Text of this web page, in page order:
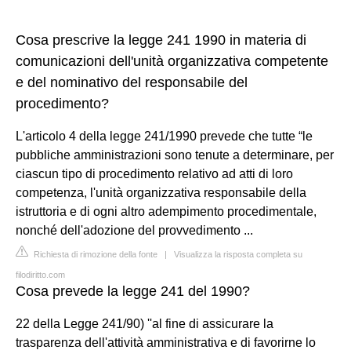
Cosa prescrive la legge 241 1990 in materia di
comunicazioni dell'unità organizzativa competente
e del nominativo del responsabile del
procedimento?
L'articolo 4 della legge 241/1990 prevede che tutte “le
pubbliche amministrazioni sono tenute a determinare, per
ciascun tipo di procedimento relativo ad atti di loro
competenza, l'unità organizzativa responsabile della
istruttoria e di ogni altro adempimento procedimentale,
nonché dell'adozione del provvedimento ...
Richiesta di rimozione della fonte | Visualizza la risposta completa su
filodiritto.com
Cosa prevede la legge 241 del 1990?
22 della Legge 241/90) ''al fine di assicurare la
trasparenza dell'attività amministrativa e di favorirne lo